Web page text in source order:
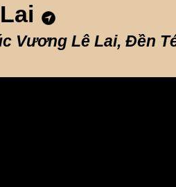
Vương Lê Lai, Đền